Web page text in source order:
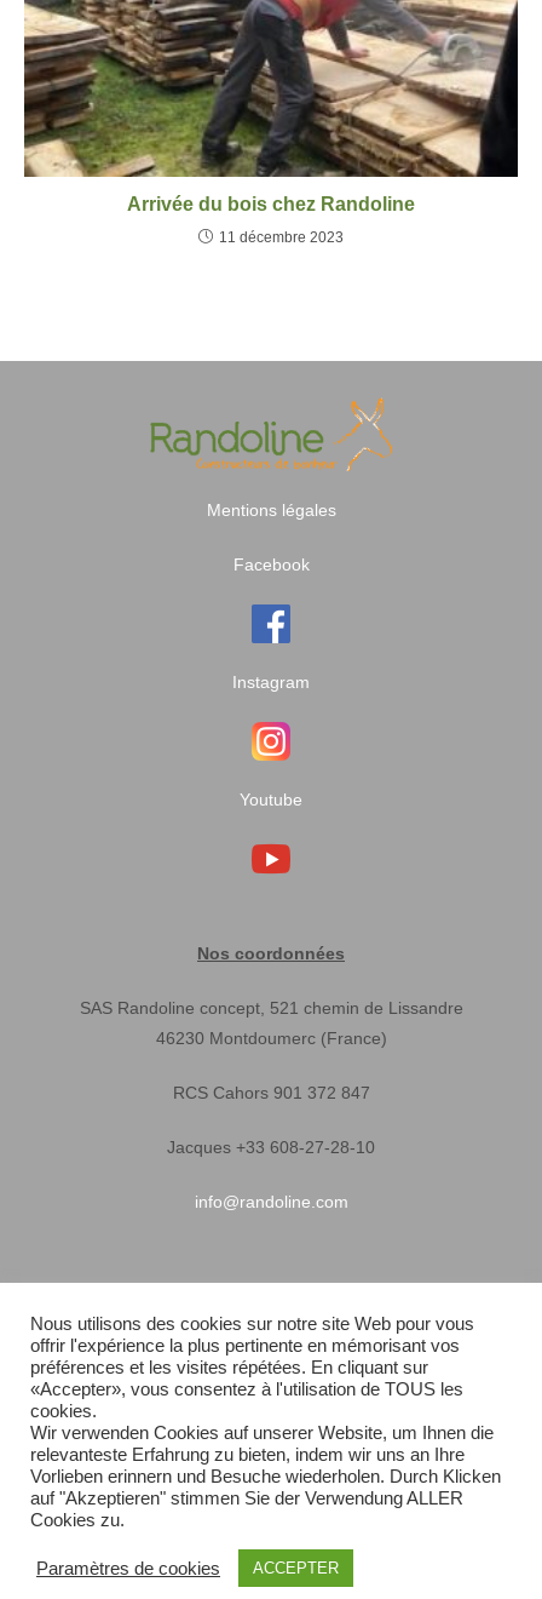
Arrivée du bois chez Randoline
11 décembre 2023
Mentions légales
Facebook
Instagram
Youtube
Nos coordonnées
SAS Randoline concept, 521 chemin de Lissandre
46230 Montdoumerc (France)
RCS Cahors 901 372 847
Jacques +33 608-27-28-10
info@randoline.com
Garantie matériel
Conditions générales de vente
Livraison rapide
Plan du site
Nous utilisons des cookies sur notre site Web pour vous
offrir l'expérience la plus pertinente en mémorisant vos
préférences et les visites répétées. En cliquant sur
«Accepter», vous consentez à l'utilisation de TOUS les
cookies.
Wir verwenden Cookies auf unserer Website, um Ihnen die
relevanteste Erfahrung zu bieten, indem wir uns an Ihre
Vorlieben erinnern und Besuche wiederholen. Durch Klicken
auf "Akzeptieren" stimmen Sie der Verwendung ALLER
Cookies zu.
Paramètres de cookies ACCEPTER